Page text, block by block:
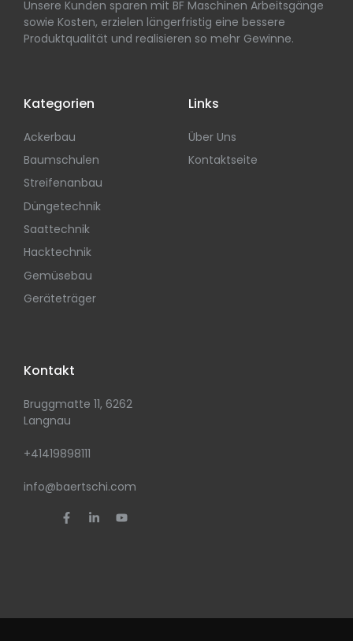
Unsere Kunden sparen mit BF Maschinen Arbeitsgänge
sowie Kosten, erzielen längerfristig eine bessere
Produktqualität und realisieren so mehr Gewinne.
Kategorien
Ackerbau
Baumschulen
Streifenanbau
Düngetechnik
Saattechnik
Hacktechnik
Gemüsebau
Geräteträger
Links
Über Uns
Kontaktseite
Kontakt
Bruggmatte 11, 6262
Langnau
+41419898111
info@baertschi.com